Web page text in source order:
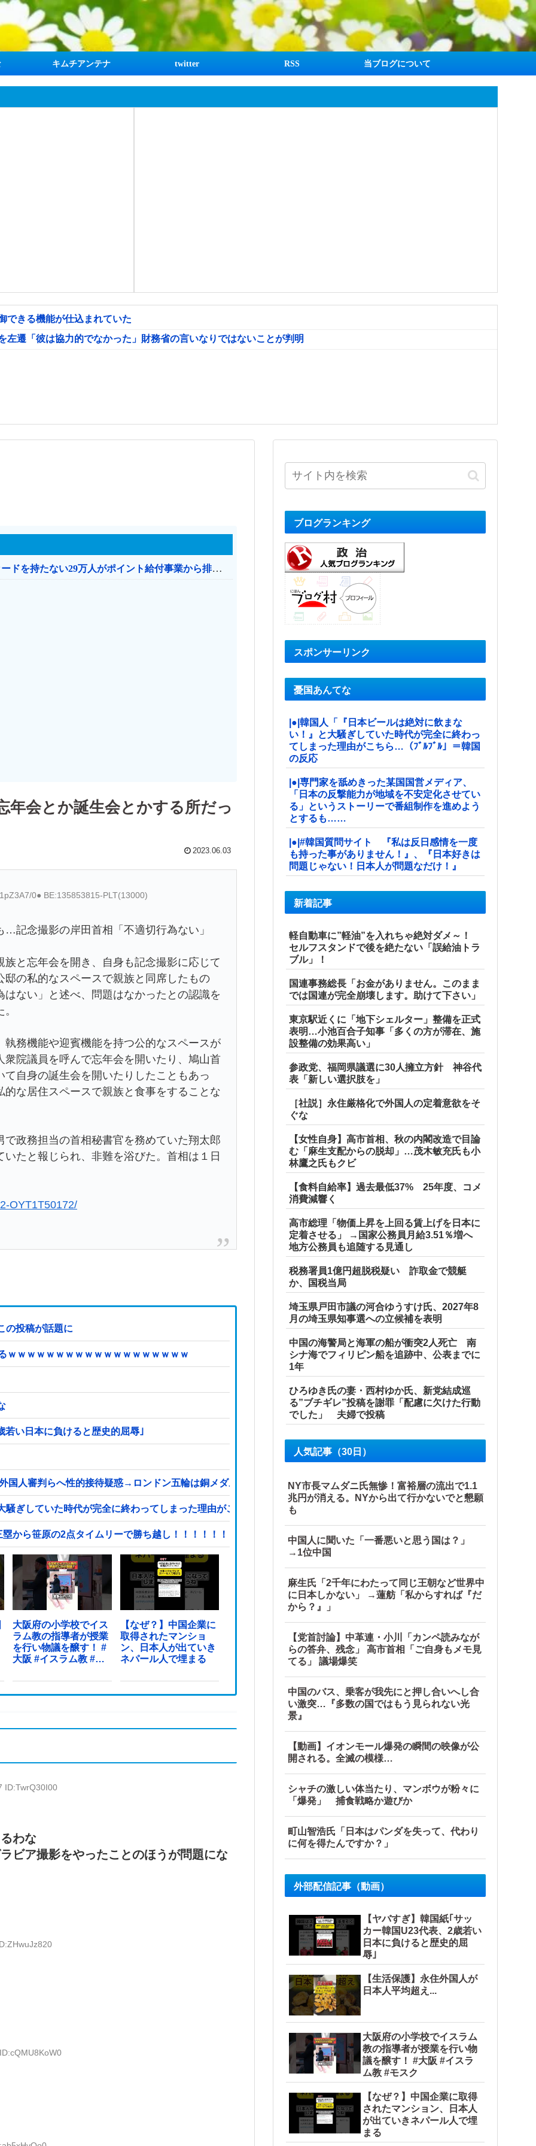
キムチアンテナ twitter RSS 当ブログについて
できる機能が仕込まれていた
遷「彼は協力的でなかった」財務省の言いなりではないことが判明
共産党「これは酷い…京都市でマイナンバーカードを持たない29万人がポイント給付事業から排除された」
年会とか誕生会とかする所だっ
2023.06.03
0● BE:135853815-PLT(13000)
記念撮影の岸田首相「不適切行為ない」
と忘年会を開き、自身も記念撮影に応じて
の私的なスペースで親族と同席したもの
ない」と述べ、問題はなかったとの認識を
務機能や迎賓機能を持つ公的なスペースが
院議員を呼んで忘年会を開いたり、鳩山首
自身の誕生会を開いたりしたこともあっ
な居住スペースで親族と食事をすることな
政務担当の首相秘書官を務めていた翔太郎
たと報じられ、非難を浴びた。首相は１日
OYT1T50172/
の投稿が話題に
ｗｗｗｗｗｗｗｗｗｗｗｗｗｗｗｗｗｗｗ
い日本に負けると歴史的屈辱｣
国人審判らへ性的接待疑惑→ロンドン五輪は銅メダルはく奪の可能性「審判の国籍は日本、UAE、イラン」
ぎしていた時代が完全に終わってしまった理由がこちら…（ブルブル」＝韓国の反応
から笹原の2点タイムリーで勝ち越し！！！！！！！！！！！！！他
大阪府の小学校でイス
ラム教の指導者が授業
を行い物議を醸す！ #
大阪 #イスラム教 #モ
【なぜ？】中国企業に
取得されたマンショ
ン、日本人が出ていき
ネパール人で埋まる
ID:TwrQ30I00
わな
ビア撮影をやったことのほうが問題にな
ブログランキング
スポンサーリンク
憂国あんてな
|●|韓国人「『日本ビールは絶対に飲まな
い！』と大騒ぎしていた時代が完全に終わっ
てしまった理由がこちら…（ﾌﾞﾙﾌﾞﾙ」＝韓国
の反応
|●|専門家を舐めきった某国国営メディア、
「日本の反撃能力が地域を不安定化させてい
る」というストーリーで番組制作を進めよう
とするも……
|●|#韓国質問サイト 『私は反日感情を一度
も持った事がありません！』、『日本好きは
問題じゃない！日本人が問題なだけ！』
新着記事
軽自動車に”軽油”を入れちゃ絶対ダメ～！
セルフスタンドで後を絶たない「誤給油トラ
ブル」！
国連事務総長「お金がありません。このまま
では国連が完全崩壊します。助けて下さい」
東京駅近くに「地下シェルター」整備を正式
表明…小池百合子知事「多くの方が滞在、施
設整備の効果高い」
参政党、福岡県議選に30人擁立方針 神谷代
表「新しい選択肢を」
［社説］永住厳格化で外国人の定着意欲をそ
ぐな
【女性自身】高市首相、秋の内閣改造で目論
む「麻生支配からの脱却」…茂木敏充氏も小
林鷹之氏もクビ
【食料自給率】過去最低37% 25年度、コメ
消費減響く
高市総理「物価上昇を上回る賃上げを日本に
定着させる」 →国家公務員月給3.51％増へ
地方公務員も追随する見通し
税務署員1億円超脱税疑い 詐取金で競艇
か、国税当局
埼玉県戸田市議の河合ゆうすけ氏、2027年8
月の埼玉県知事選への立候補を表明
中国の海警局と海軍の船が衝突2人死亡 南
シナ海でフィリピン船を追跡中、公表までに
1年
ひろゆき氏の妻・西村ゆか氏、新党結成巡
る”ブチギレ”投稿を謝罪「配慮に欠けた行動
でした」 夫婦で投稿
人気記事（30日）
NY市長マムダニ氏無惨！富裕層の流出で1.1
兆円が消える。NYから出て行かないでと懇願
も
中国人に聞いた「一番悪いと思う国は？」
→1位中国
麻生氏「2千年にわたって同じ王朝など世界中
に日本しかない」 →蓮舫「私からすれば『だ
から？』」
【党首討論】中革連・小川「カンペ読みなが
らの答弁、残念」 高市首相「ご自身もメモ見
てる」 議場爆笑
中国のバス、乗客が我先にと押し合いへし合
い激突…『多数の国ではもう見られない光
景』
【動画】イオンモール爆発の瞬間の映像が公
開される。全滅の模様…
シャチの激しい体当たり、マンボウが粉々に
「爆発」 捕食戦略か遊びか
町山智浩氏「日本はパンダを失って、代わり
に何を得たんですか？」
外部配信記事（動画）
【ヤバすぎ】韓国紙｢サッ
カー韓国U23代表、2歳若い
日本に負けると歴史的屈
辱｣
【生活保護】永住外国人が
日本人平均超え...
大阪府の小学校でイスラム
教の指導者が授業を行い物
議を醸す！ #大阪 #イスラ
ム教 #モスク
【なぜ？】中国企業に取得
されたマンション、日本人
が出ていきネパール人で埋
まる